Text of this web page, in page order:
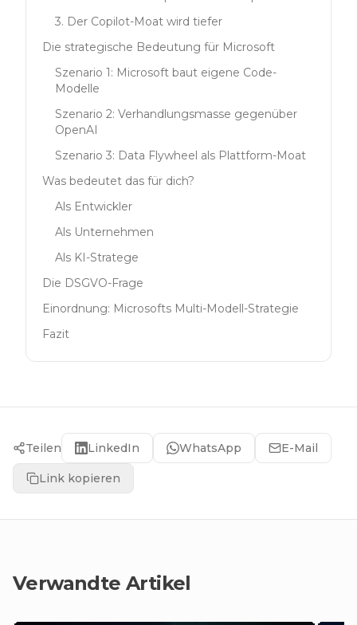
3. Der Copilot-Moat wird tiefer
Die strategische Bedeutung für Microsoft
Szenario 1: Microsoft baut eigene Code-
Modelle
Szenario 2: Verhandlungsmasse gegenüber
OpenAI
Szenario 3: Data Flywheel als Plattform-Moat
Was bedeutet das für dich?
Als Entwickler
Als Unternehmen
Als KI-Stratege
Die DSGVO-Frage
Einordnung: Microsofts Multi-Modell-Strategie
Fazit
Teilen LinkedIn WhatsApp E-Mail
Link kopieren
Verwandte Artikel